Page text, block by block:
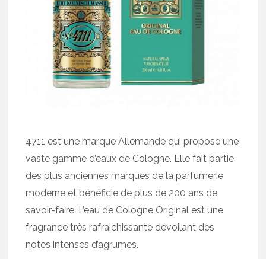
4711 est une marque Allemande qui propose une
vaste gamme d’eaux de Cologne. Elle fait partie
des plus anciennes marques de la parfumerie
moderne et bénéficie de plus de 200 ans de
savoir-faire. L’eau de Cologne Original est une
fragrance très rafraichissante dévoilant des
notes intenses d’agrumes.